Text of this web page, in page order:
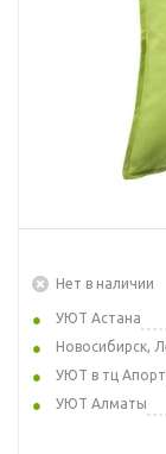
Нет в наличии
УЮТ Астана
Новосибирск,
УЮТ в тц Апорт
УЮТ Алматы